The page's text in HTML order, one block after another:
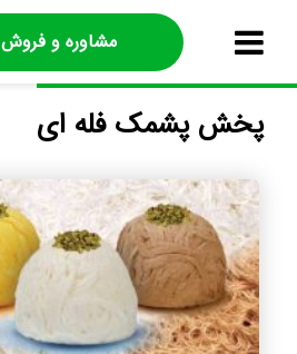
مشاوره و فروش
پخش پشمک فله ای